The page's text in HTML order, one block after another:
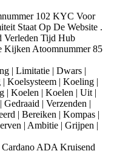
102 KYC Voor
Staat Op De Website .
Verleden Tijd Hub
Kijken Atoomnummer 85
| Limitatie | Dwars |
Koelsysteem | Koeling |
| Koelen | Koelen | Uit |
| Verzenden |
| Bereiken | Kompas |
| Ambitie | Grijpen |
ADA Kruisend